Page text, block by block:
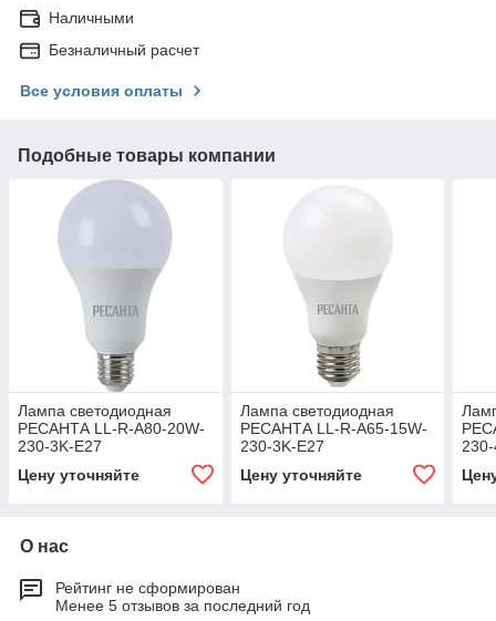
Наличными
Безналичный расчет
Все условия оплаты
Подобные товары компании
Лампа светодиодная
РЕСАНТА LL-R-A80-20W-
230-3K-E27
Цену уточняйте
Лампа светодиодная
РЕСАНТА LL-R-A65-15W-
230-3K-E27
Цену уточняйте
О нас
Рейтинг не сформирован
Менее 5 отзывов за последний год